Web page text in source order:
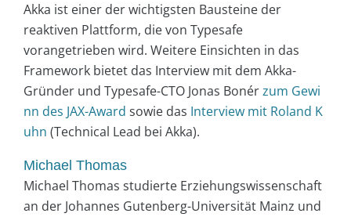
Akka ist einer der wichtigsten Bausteine der
reaktiven Plattform, die von Typesafe
vorangetrieben wird. Weitere Einsichten in das
Framework bietet das Interview mit dem Akka-
Gründer und Typesafe-CTO Jonas Bonérzum Gewi
nn des JAX-Award sowie das Interview mit Roland K
uhn (Technical Lead bei Akka).
Michael Thomas
Michael Thomas studierte Erziehungswissenschaft
an der Johannes Gutenberg-Universität Mainz und